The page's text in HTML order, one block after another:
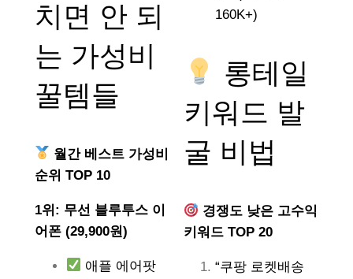
치면 안 되
는 가성비
꿀템들
월간 베스트 가성비
순위 TOP 10
1위: 무선 블루투스 이
어폰 (29,900원)
애플 에어팟
160K+)
롱테일
키워드 발
굴 비법
경쟁도 낮은 고수익
키워드 TOP 20
“쿠팡 로켓배송